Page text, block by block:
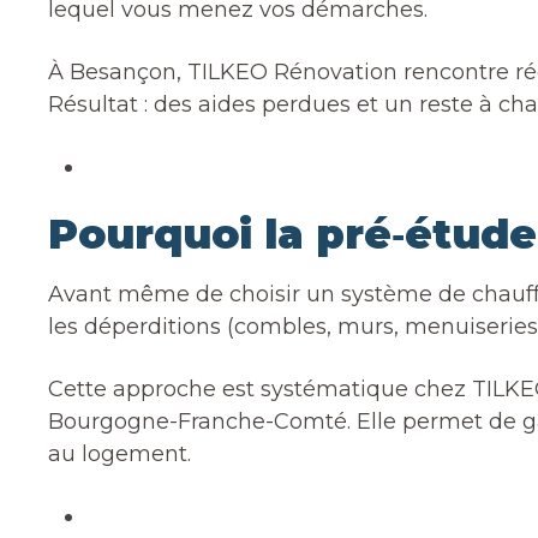
lequel vous menez vos démarches.
À Besançon, TILKEO Rénovation rencontre
Résultat : des aides perdues et un reste à
Pourquoi la
Avant même de choisir un système de
les déperditions (combles, murs,
Cette approche est systématique chez
Bourgogne-Franche-Comté. Elle permet de
au logement.